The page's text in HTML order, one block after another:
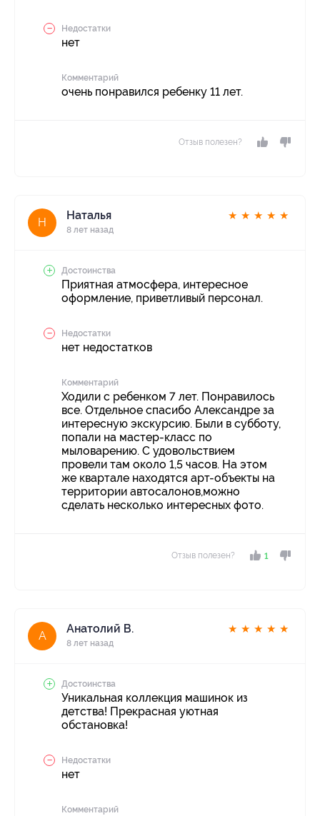
Недостатки
нет
Комментарий
очень понравился ребенку 11 лет.
Отзыв полезен?
Н
Наталья
8 лет назад
★ ★ ★ ★ ★
Достоинства
Приятная атмосфера, интересное
оформление, приветливый персонал.
Недостатки
нет недостатков
Комментарий
Ходили с ребенком 7 лет. Понравилось
все. Отдельное спасибо Александре за
интересную экскурсию. Были в субботу,
попали на мастер-класс по
мыловарению. С удовольствием
провели там около 1,5 часов. На этом
же квартале находятся арт-объекты на
территории автосалонов,можно
сделать несколько интересных фото.
Отзыв полезен? 1
А
Анатолий В.
8 лет назад
★ ★ ★ ★ ★
Достоинства
Уникальная коллекция машинок из
детства! Прекрасная уютная
обстановка!
Недостатки
нет
Комментарий